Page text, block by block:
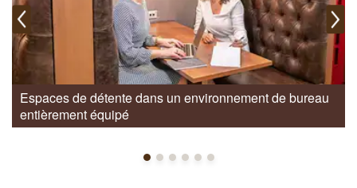
Espaces de détente dans un environnement de bureau
entièrement équipé